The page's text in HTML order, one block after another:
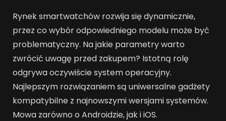
Rynek smartwatchów rozwija się dynamicznie,
przez co wybór odpowiedniego modelu może być
problematyczny. Na jakie parametry warto
zwrócić uwagę przed zakupem? Istotną rolę
odgrywa oczywiście system operacyjny.
Najlepszym rozwiązaniem są uniwersalne gadżety
kompatybilne z najnowszymi wersjami systemów.
Mowa zarówno o Androidzie, jak i iOS.